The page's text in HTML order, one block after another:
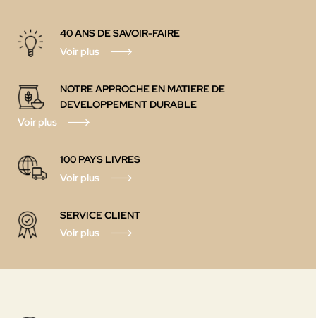
40 ANS DE SAVOIR-FAIRE
Voir plus
NOTRE APPROCHE EN MATIERE DE
DEVELOPPEMENT DURABLE
Voir plus
100 PAYS LIVRES
Voir plus
SERVICE CLIENT
Voir plus